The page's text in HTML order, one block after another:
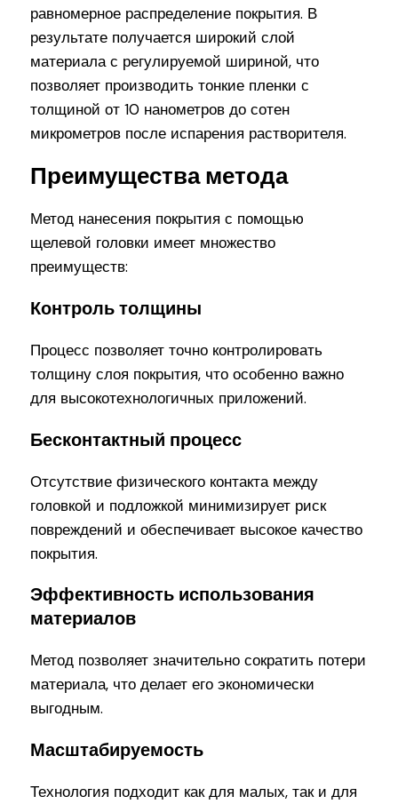
равномерное распределение покрытия. В
результате получается широкий слой
материала с регулируемой шириной, что
позволяет производить тонкие пленки с
толщиной от 10 нанометров до сотен
микрометров после испарения растворителя.
Преимущества метода
Метод нанесения покрытия с помощью
щелевой головки имеет множество
преимуществ:
Контроль толщины
Процесс позволяет точно контролировать
толщину слоя покрытия, что особенно важно
для высокотехнологичных приложений.
Бесконтактный процесс
Отсутствие физического контакта между
головкой и подложкой минимизирует риск
повреждений и обеспечивает высокое качество
покрытия.
Эффективность использования
материалов
Метод позволяет значительно сократить потери
материала, что делает его экономически
выгодным.
Масштабируемость
Технология подходит как для малых, так и для